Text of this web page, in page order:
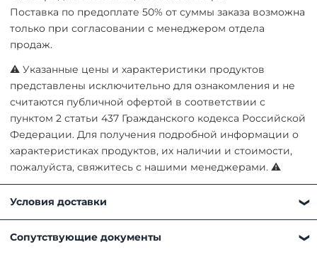
Поставка по предоплате 50% от суммы заказа возможна
только при согласовании с менеджером отдела
продаж.
⚠ Указанные цены и характеристики продуктов
представлены исключительно для ознакомления и не
считаются публичной офертой в соответствии с
пунктом 2 статьи 437 Гражданского кодекса Российской
Федерации. Для получения подробной информации о
характеристиках продуктов, их наличии и стоимости,
пожалуйста, свяжитесь с нашими менеджерами. ⚠
Условия доставки
способом:
Сопутствующие документы